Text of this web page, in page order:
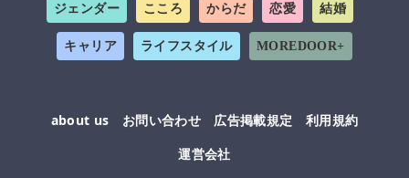
ジェンダー こころ からだ 恋愛 結婚
キャリア ライフスタイル MOREDOOR+
about us お問い合わせ 広告掲載規定
利用規約
運営会社